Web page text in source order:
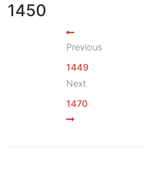
1450
Previous
1449
Next
1470